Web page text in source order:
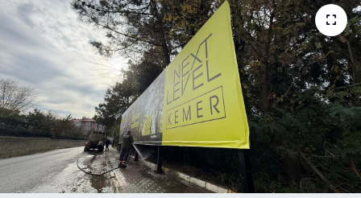
MAGAZİN
ÖZEL HABER
SAĞLIK
SPOR
TEKNOLOJİ